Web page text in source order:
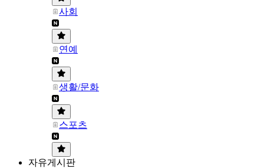
사회
연예
생활/문화
스포츠
자유게시판